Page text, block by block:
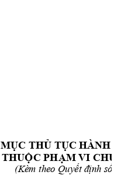
MỤC THỦ TỤC HÀNH
THUỘC PHẠM VI
(Kèm theo Quyết định số